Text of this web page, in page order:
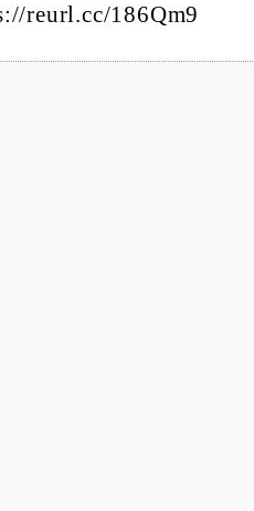
reurl.cc/186Qm9